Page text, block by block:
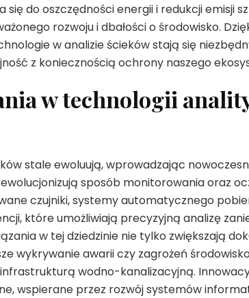
do oszczędności energii i redukcji emisji
rozwoju i dbałości o środowisko.
w analizie ścieków stają się
z koniecznością ochrony naszego
w technologii
stale ewoluują, wprowadzając
sposób monitorowania oraz
czujniki, systemy automatycznego
które umożliwiają precyzyjną analizę
w tej dziedzinie nie tylko zwiększają
wykrywanie awarii czy zagrożeń
wodno-kanalizacyjną.
wspierane przez rozwój systemów